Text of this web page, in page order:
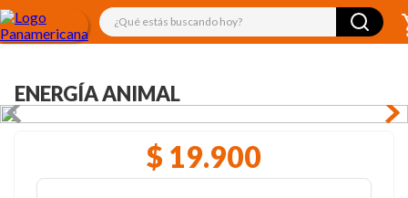
¿Qué estás buscando hoy?
ENERGÍA ANIMAL
$ 19.900